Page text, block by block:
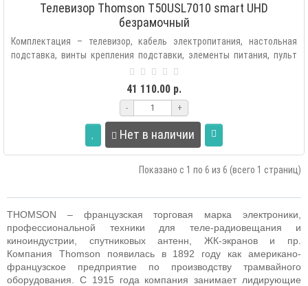
Телевизор Thomson T50USL7010 smart UHD
безрамочный
Комплектация – телевизор, кабель электропитания, настольная
подставка, винты крепления подставки, элементы питания, пульт
41 110.00 р.
- +
Нет в наличии
Показано с 1 по 6 из 6 (всего 1 страниц)
THOMSON
– французская торговая марка электроники,
профессиональной техники для теле-радиовещания и
киноиндустрии, спутниковых антенн, ЖК-экранов и пр.
Компания Thomson
появилась в 1892 году как американо-
французское предприятие по производству трамвайного
оборудования. С 1915 года компания занимает лидирующие